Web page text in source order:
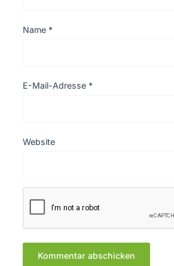
Name *
E-Mail-Adresse *
Website